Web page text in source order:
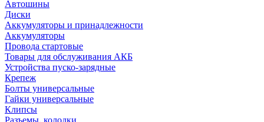
Автошины
Диски
Аккумуляторы и принадлежности
Аккумуляторы
Провода стартовые
Товары для обслуживания АКБ
Устройства пуско-зарядные
Крепеж
Болты универсальные
Гайки универсальные
Клипсы
Разъемы, колодки